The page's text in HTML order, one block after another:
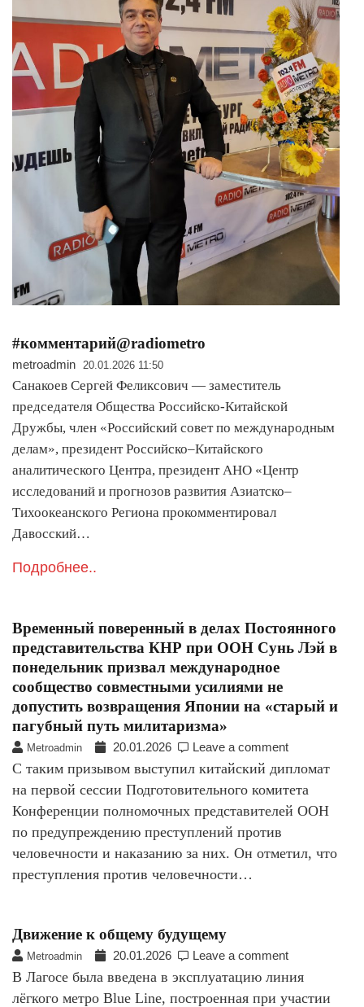
#комментарий@radiometro
metroadmin 20.01.2026 11:50
Санакоев Сергей Феликсович — заместитель
председателя Общества Российско-Китайской
Дружбы, член «Российский совет по международным
делам», президент Российско–Китайского
аналитического Центра, президент АНО «Центр
исследований и прогнозов развития Азиатско–
Тихоокеанского Региона прокомментировал
Давосский…
Подробнее..
Временный поверенный в делах Постоянного
представительства КНР при ООН Сунь Лэй в
понедельник призвал международное
сообщество совместными усилиями не
допустить возвращения Японии на «старый и
пагубный путь милитаризма»
Metroadmin 20.01.2026 Leave a comment
С таким призывом выступил китайский дипломат
на первой сессии Подготовительного комитета
Конференции полномочных представителей ООН
по предупреждению преступлений против
человечности и наказанию за них. Он отметил, что
преступления против человечности…
Движение к общему будущему
Metroadmin 20.01.2026 Leave a comment
В Лагосе была введена в эксплуатацию линия
лёгкого метро Blue Line, построенная при участии